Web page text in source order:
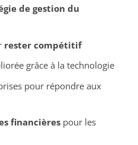
de gestion du
rester compétitif
grâce à la technologie
pour répondre aux
financièrespour les